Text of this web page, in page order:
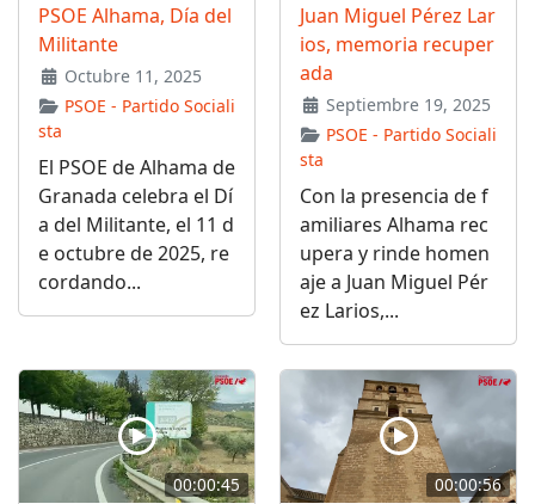
PSOE Alhama, Día del
Militante
Octubre 11, 2025
PSOE - Partido Sociali
sta
El PSOE de Alhama de
Granada celebra el Dí
a del Militante, el 11 d
e octubre de 2025, re
cordando...
Juan Miguel Pérez Lar
ios, memoria recuper
ada
Septiembre 19, 2025
PSOE - Partido Sociali
sta
Con la presencia de f
amiliares Alhama rec
upera y rinde homen
aje a Juan Miguel Pér
ez Larios,...
00:00:45 00:00:56